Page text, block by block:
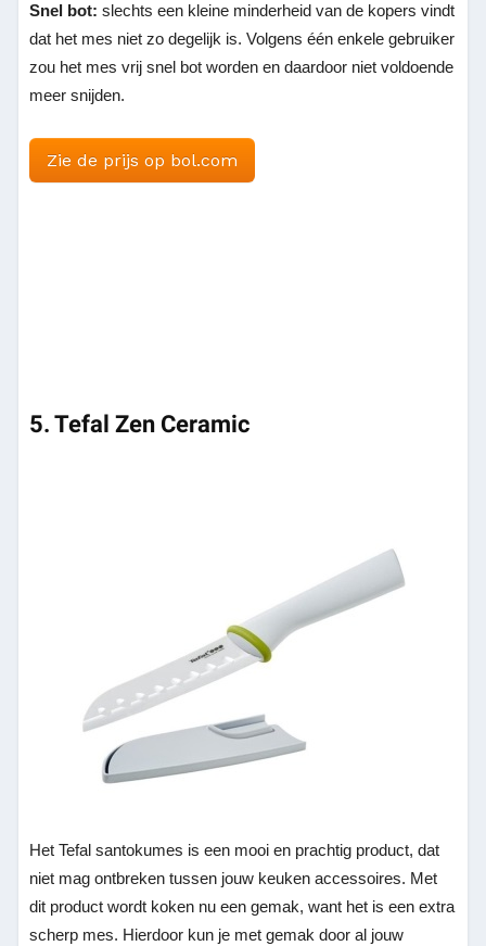
Snel bot:slechts een kleine minderheid van de kopers vindt
dat het mes niet zo degelijk is. Volgens één enkele gebruiker
zou het mes vrij snel bot worden en daardoor niet voldoende
meer snijden.
Zie de prijs op bol.com
5. Tefal Zen Ceramic
Het Tefal santokumes is een mooi en prachtig product, dat
niet mag ontbreken tussen jouw keuken accessoires. Met
dit product wordt koken nu een gemak, want het is een extra
scherp mes. Hierdoor kun je met gemak door al jouw